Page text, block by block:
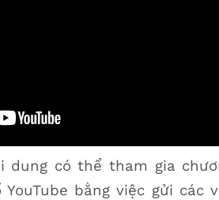
dung có thể tham gia
bằng việc gửi các